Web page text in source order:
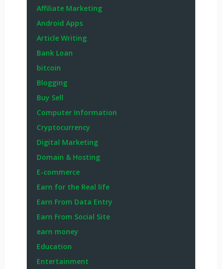
Affiliate Marketing
Android Apps
Article Writing
Bank Loan
bitcoin
Blogging
Buy Sell
Computer Information
Cryptocurrency
Digital Marketing
Domain & Hosting
E-commerce
Earn for the Real life
Earn From Data Entry
Earn From Social Site
earn money
Education
Entertainment